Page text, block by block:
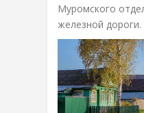
Муромского
железной дороги.